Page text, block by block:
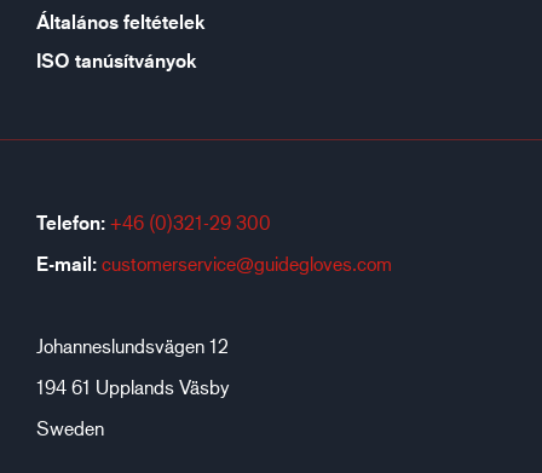
Általános feltételek
ISO tanúsítványok
Telefon: +46 (0)321-29 300
E-mail: customerservice@guidegloves.com
Johanneslundsvägen 12
194 61 Upplands Väsby
Sweden